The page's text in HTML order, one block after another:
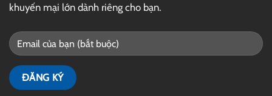
khuyến mại lớn dành riêng cho bạn.